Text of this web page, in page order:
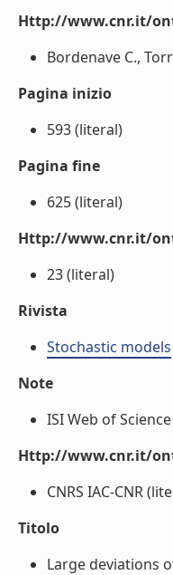
Http://www.cnr.it/
Bordenave C.,
Pagina inizio
593 (literal)
Pagina fine
625 (literal)
Http://www.cnr.it/
23 (literal)
Rivista
Stochastic models
Note
ISI Web of
Http://www.cnr.it/
CNRS IAC-CNR
Titolo
Large deviations